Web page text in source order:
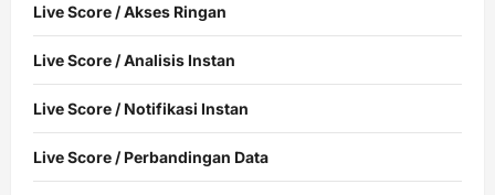
Live Score / Akses Ringan
Live Score / Analisis Instan
Live Score / Notifikasi Instan
Live Score / Perbandingan Data